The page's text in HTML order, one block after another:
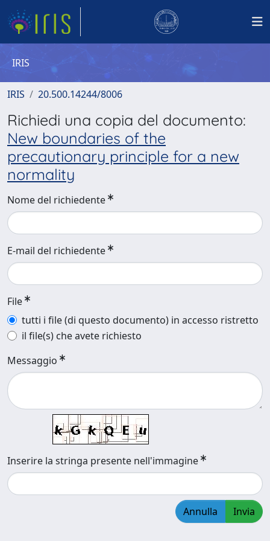
IRIS
IRIS 20.500.14244/8006
Richiedi una copia del documento:
New boundaries of the
precautionary principle for a new
normality
Nome del richiedente
E-mail del richiedente
File
tutti i file (di questo documento) in accesso ristretto
il file(s) che avete richiesto
Messaggio
Inserire la stringa presente nell'immagine
Annulla Invia